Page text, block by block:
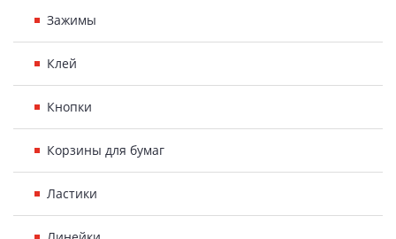
Зажимы
Клей
Кнопки
Корзины для бумаг
Ластики